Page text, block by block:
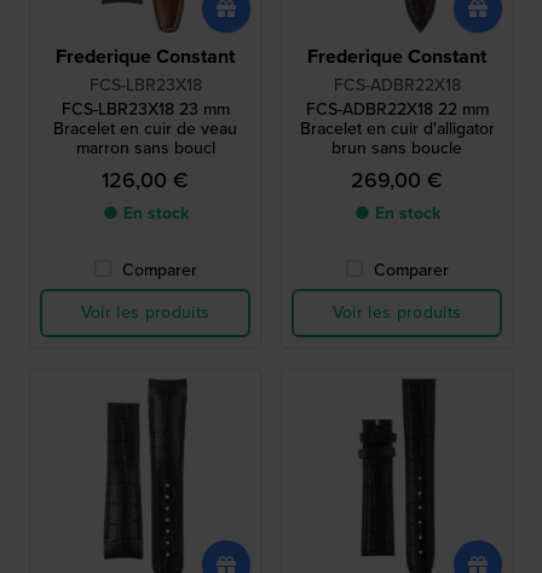
Frederique Constant
FCS-LBR23X18
FCS-LBR23X18 23 mm
Bracelet en cuir de veau
marron sans boucl
126,00 €
● En stock
Comparer
Voir les produits
Frederique Constant
FCS-ADBR22X18
FCS-ADBR22X18 22 mm
Bracelet en cuir d'alligator
brun sans boucle
269,00 €
● En stock
Comparer
Voir les produits